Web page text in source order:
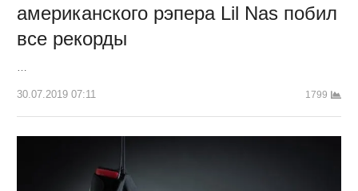
американского рэпера Lil Nas побил
все рекорды
…
30.07.2019 07:11 1799